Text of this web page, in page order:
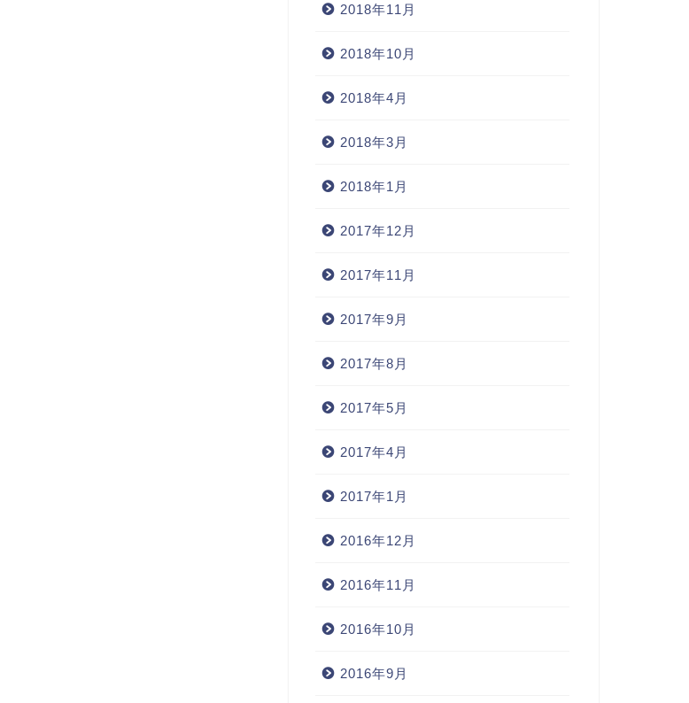
2018年11月
2018年10月
2018年4月
2018年3月
2018年1月
2017年12月
2017年11月
2017年9月
2017年8月
2017年5月
2017年4月
2017年1月
2016年12月
2016年11月
2016年10月
2016年9月